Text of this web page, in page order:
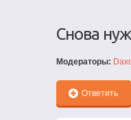
Снова
Модераторы:
Ответить